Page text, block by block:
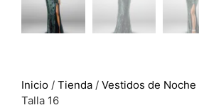
Inicio / Tienda / Vestidos de Noche
Talla 16